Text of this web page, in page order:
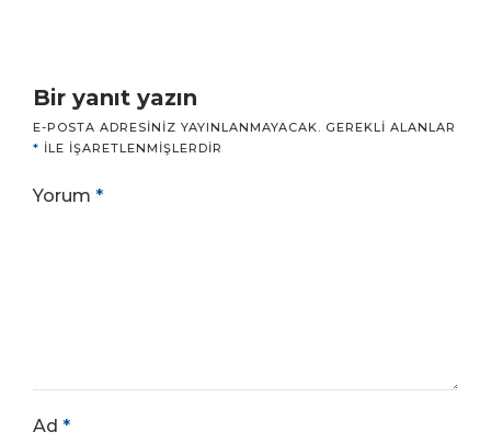
Bir yanıt yazın
E-POSTA ADRESINIZ YAYINLANMAYACAK. GEREKLI ALANLAR
* ILE IŞARETLENMIŞLERDIR
Yorum *
Ad *